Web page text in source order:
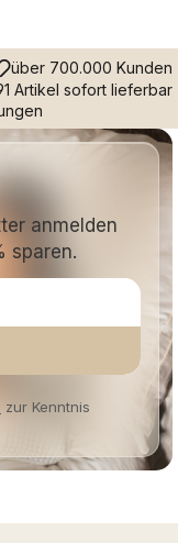
über 700.000 Kunden
Artikel sofort lieferbar
anmelden
sparen.
zur Kenntnis